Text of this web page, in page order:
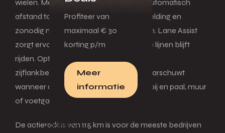
Profiteer van
maximaal € 30
korting p/m
Meer
informatie
Zakelijk
wielen. Met Front Assist houdt de bus automatisch
afstand tot jouw voorligger. Met een melding en
zonodig met de rem grijpt de assistent in. Lane Assist
zorgt ervoor dat de e-Crafter binnen de lijnen blijft
rijden. Optioneel kun je kiezen voor
zijflankbescherming. Deze assistent waarschuwt
wanneer de zijkant van de bus te dicht bij en paal, muur
of voetganger komt.
De actieradius van 115 km is voor de meeste bedrijven